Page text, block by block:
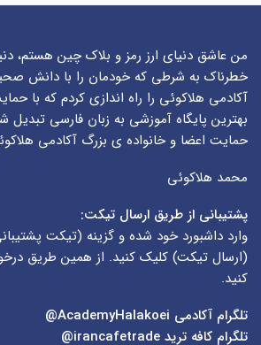
من عاشق دنیای ارز رمز و بلاک چین هستم،
خطرناک به شرطی که خودمان را با دانش
آکادمی هلاکوئی را راه اندازی کردم که با
بهترین پایگاه آموزشی به زبان فارسی تبدیل
حمایت اعضا و خانواده ی بزرگ آکادمی
محمد هلاکوئی
پشتیبانی از طریق ارسال تیکت:
وارد داشبورد خود شده و گزینه (تیکت
(ارسال تیکت) کلیک کنید. از همین طریق
کنید.
تلگرام آکادمی
تلگرام کافه ترید irancafetrade@